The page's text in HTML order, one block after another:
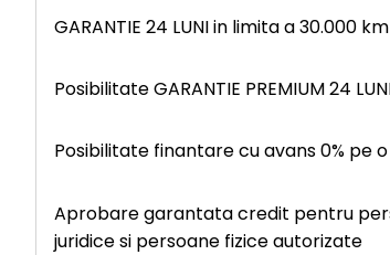
GARANTIE 24 LUNI in limita a 30.000 km
Posibilitate GARANTIE PREMIUM 24
Posibilitate finantare cu avans 0% pe
Aprobare garantata credit pentru
juridice si persoane fizice autorizate